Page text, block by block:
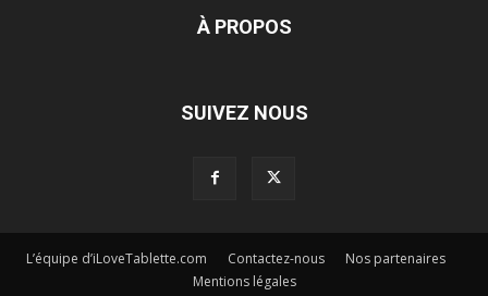
À PROPOS
SUIVEZ NOUS
L’équipe d’iLoveTablette.com Contactez-nous
Nos partenaires
Mentions légales